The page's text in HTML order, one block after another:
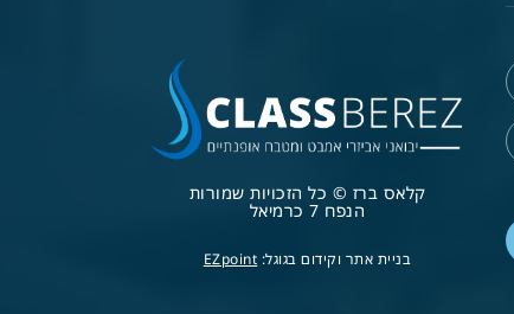
קלאס ברז © כל הזכויות שמורות
הנפח 7 כרמיאל
בניית אתר וקידום בגוגל: EZpoint